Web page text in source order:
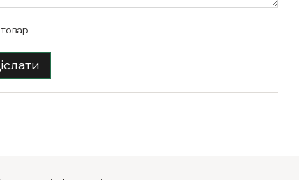
товар